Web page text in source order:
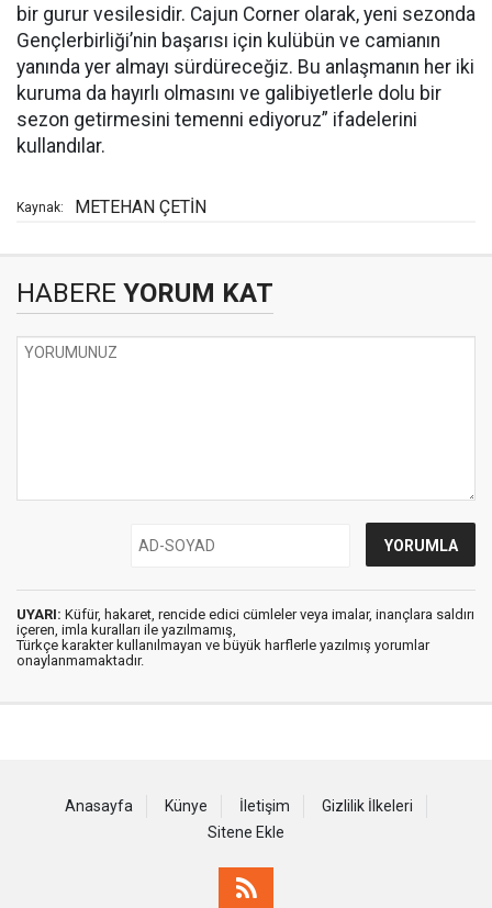
bir gurur vesilesidir. Cajun Corner olarak, yeni sezonda
Gençlerbirliği’nin başarısı için kulübün ve camianın
yanında yer almayı sürdüreceğiz. Bu anlaşmanın her iki
kuruma da hayırlı olmasını ve galibiyetlerle dolu bir
sezon getirmesini temenni ediyoruz” ifadelerini
kullandılar.
Kaynak: METEHAN ÇETİN
HABERE YORUM KAT
UYARI: Küfür, hakaret, rencide edici cümleler veya imalar, inançlara saldırı
içeren, imla kuralları ile yazılmamış,
Türkçe karakter kullanılmayan ve büyük harflerle yazılmış yorumlar
onaylanmamaktadır.
Anasayfa Künye İletişim
Gizlilik İlkeleri
Sitene Ekle